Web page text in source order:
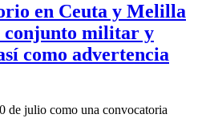
en Ceuta y Melilla
conjunto militar y
como advertencia
de julio como una convocatoria